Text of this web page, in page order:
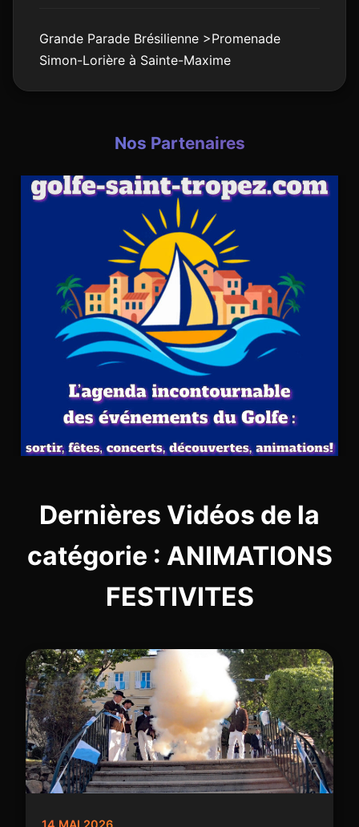
Grande Parade Brésilienne >Promenade
Simon-Lorière à Sainte-Maxime
Nos Partenaires
Dernières Vidéos de la
catégorie : ANIMATIONS
FESTIVITES
14 MAI 2026